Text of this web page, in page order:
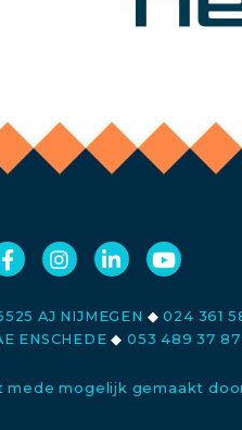
AJ NIJMEGEN ◆ 024 361
ENSCHEDE◆ 053 489 37 87
mogelijk gemaakt